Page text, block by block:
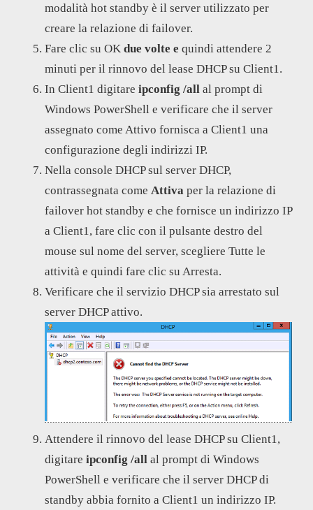
modalità hot standby è il server utilizzato per
creare la relazione di failover.
Fare clic su OK due volte e quindi attendere 2
minuti per il rinnovo del lease DHCP su Client1.
In Client1 digitare ipconfig /all al prompt di
Windows PowerShell e verificare che il server
assegnato come Attivo fornisca a Client1 una
configurazione degli indirizzi IP.
Nella console DHCP sul server DHCP,
contrassegnata come Attiva per la relazione di
failover hot standby e che fornisce un indirizzo IP
a Client1, fare clic con il pulsante destro del
mouse sul nome del server, scegliere Tutte le
attività e quindi fare clic su Arresta.
Verificare che il servizio DHCP sia arrestato sul
server DHCP attivo.
Attendere il rinnovo del lease DHCP su Client1,
digitare ipconfig /all al prompt di Windows
PowerShell e verificare che il server DHCP di
standby abbia fornito a Client1 un indirizzo IP.